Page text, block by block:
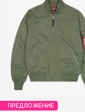
ПРЕДЛОЖЕНИЕ